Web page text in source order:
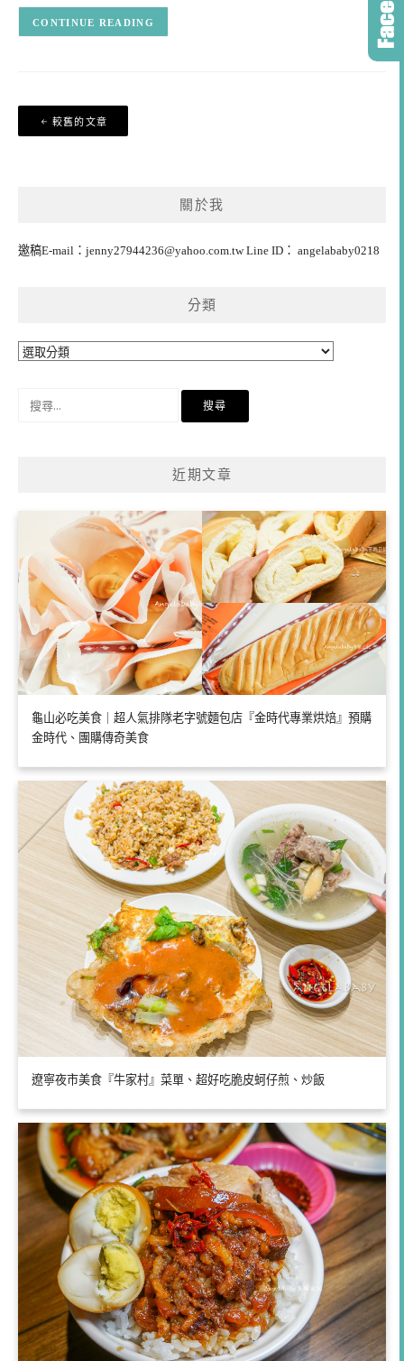
CONTINUE READING
文
章
較舊的文章
關於我
邀稿E-mail： jenny27944236@yahoo.com.twLine ID： angelababy0218
分類
分
近期文章
龜山必吃美食｜超人氣排隊老字號麵包店『金時代專業烘焙』預購
金時代、團購傳奇美食
遼寧夜市美食『牛家村』菜單、超好吃脆皮蚵仔煎、炒飯